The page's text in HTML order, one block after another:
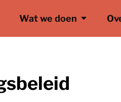
Wat we doen